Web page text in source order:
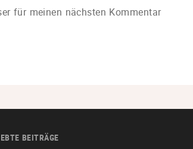
für meinen nächsten Kommentar
BEITRÄGE